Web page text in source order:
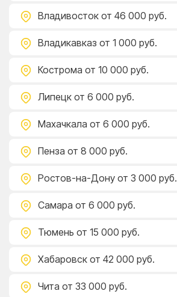
Владивосток от 46 000 руб.
Владикавказ от 1 000 руб.
Кострома от 10 000 руб.
Липецк от 6 000 руб.
Махачкала от 6 000 руб.
Пенза от 8 000 руб.
Ростов-на-Дону от 3 000 руб.
Самара от 6 000 руб.
Тюмень от 15 000 руб.
Хабаровск от 42 000 руб.
Чита от 33 000 руб.